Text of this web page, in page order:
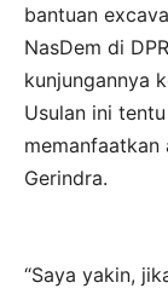
bantuan
NasDem di
kunjungannya
Usulan ini
Gerindra.
“Saya yakin,